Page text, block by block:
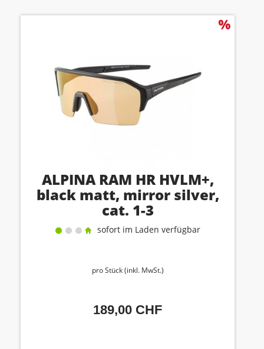
ALPINA RAM HR HVLM+,
black matt, mirror silver,
cat. 1-3
sofort im Laden verfügbar
pro Stück (inkl. MwSt.)
189,00 CHF